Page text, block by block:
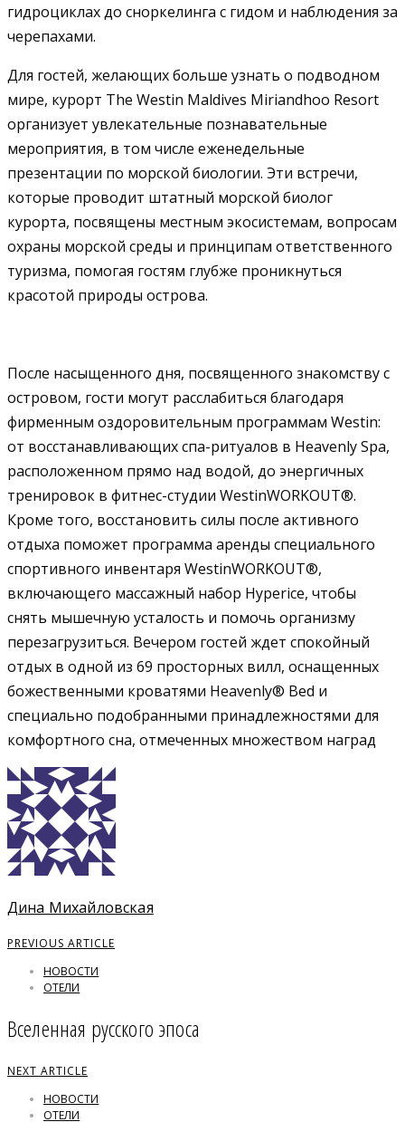
гидроциклах до сноркелинга с гидом и наблюдения за
черепахами.
Для гостей, желающих больше узнать о подводном
мире, курорт The Westin Maldives Miriandhoo Resort
организует увлекательные познавательные
мероприятия, в том числе еженедельные
презентации по морской биологии. Эти встречи,
которые проводит штатный морской биолог
курорта, посвящены местным экосистемам, вопросам
охраны морской среды и принципам ответственного
туризма, помогая гостям глубже проникнуться
красотой природы острова.
После насыщенного дня, посвященного знакомству с
островом, гости могут расслабиться благодаря
фирменным оздоровительным программам Westin:
от восстанавливающих спа-ритуалов в Heavenly Spa,
расположенном прямо над водой, до энергичных
тренировок в фитнес-студии WestinWORKOUT®.
Кроме того, восстановить силы после активного
отдыха поможет программа аренды специального
спортивного инвентаря WestinWORKOUT®,
включающего массажный набор Hyperice, чтобы
снять мышечную усталость и помочь организму
перезагрузиться. Вечером гостей ждет спокойный
отдых в одной из 69 просторных вилл, оснащенных
божественными кроватями Heavenly® Bed и
специально подобранными принадлежностями для
комфортного сна, отмеченных множеством наград
Дина Михайловская
PREVIOUS ARTICLE
НОВОСТИ
ОТЕЛИ
Вселенная русского эпоса
NEXT ARTICLE
НОВОСТИ
ОТЕЛИ